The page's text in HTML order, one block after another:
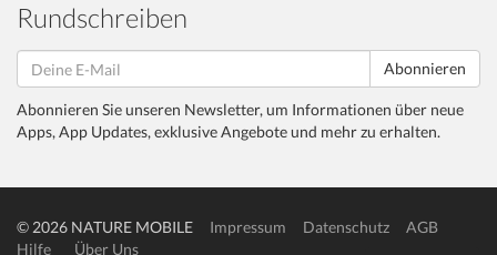
Rundschreiben
Abonnieren
Abonnieren Sie unseren Newsletter, um Informationen über neue
Apps, App Updates, exklusive Angebote und mehr zu erhalten.
© 2026 NATURE MOBILE Impressum Datenschutz
AGB
Hilfe
Über Uns